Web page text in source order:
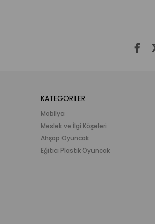
KATEGORİLER
Mobilya
Meslek ve İlgi Köşeleri
Ahşap Oyuncak
Eğitici Plastik Oyuncak